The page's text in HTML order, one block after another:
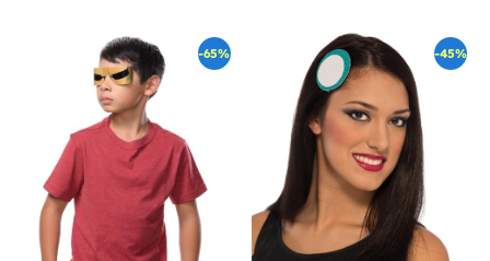
-65% -45%